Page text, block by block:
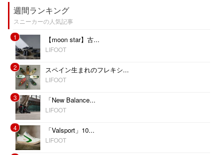
週間ランキング
スニーカーの人気記事
1
【moon star】古...
LIFOOT
2 スペイン生まれのフレキシ...
LIFOOT
3 「New Balance...
LIFOOT
4 「Valsport」10...
LIFOOT